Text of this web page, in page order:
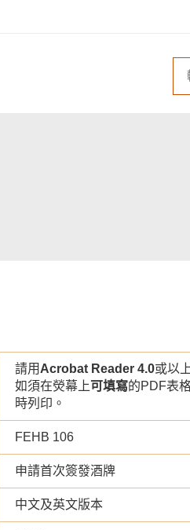
請用 Acrobat Reader 4.0或以
如須在熒幕上可填寫的PDF表
時列印。
FEHB 106
申請首次簽發酒牌
中文及英文版本